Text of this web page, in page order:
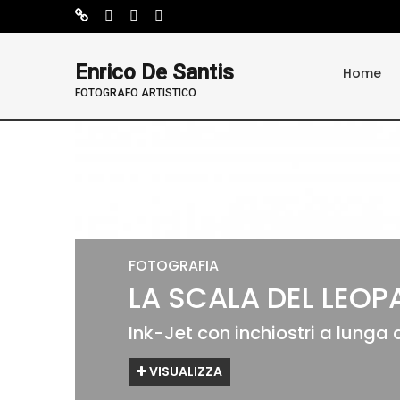
Enrico De Santis
FOTOGRAFO ARTISTICO
Home
FOTOGRAFIA
LA SCALA DEL
Ink-Jet con inchiostri a lunga
VISUALIZZA
FOTOGRAFIA
BLU KALAMAKI
2022
VISUALIZZA
FOTOGRAFIA
IDDU
Ink-Jet con inchiostri a lunga
VISUALIZZA
FOTOGRAFIA
CORVUS MARINUS I
ink-yet con inchiostri a lunga
VISUALIZZA
FOTOGRAFIA
ROSSO ZANZIBAR
Ink-Jet con inchiostri a lunga
VISUALIZZA